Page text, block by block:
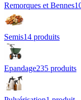
Remorques et Bennes
Semis14 produits
Epandage235 produits